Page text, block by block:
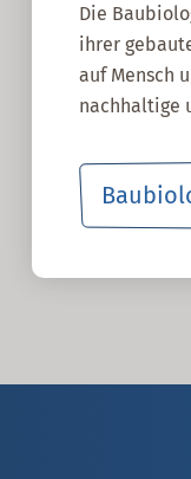
Die
ihrer
auf Mensch
nachhaltige